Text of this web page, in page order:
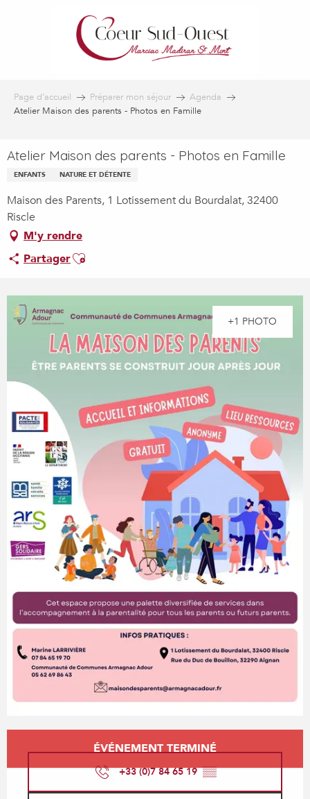
Page d’accueil Préparer mon séjour
Agenda
Atelier Maison des parents - Photos en Famille
Atelier Maison des parents - Photos en Famille
ENFANTS NATURE ET DÉTENTE
Maison des Parents, 1 Lotissement du Bourdalat, 32400
Riscle
M'y rendre
PartagerAjouter aux favoris
+1 PHOTO
Ouverture et coordonnées
ÉVÉNEMENT TERMINÉ
+33 (0)7 84 65 19▒▒